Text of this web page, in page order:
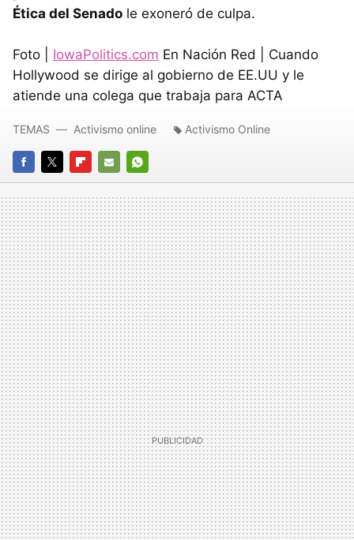
Ética del Senado le exoneró de culpa.
Foto | IowaPolitics.com En Nación Red | Cuando
Hollywood se dirige al gobierno de EE.UU y le
atiende una colega que trabaja para ACTA
FACEBOOK
TWITTERFLIPBOARD
E-
MAIL
WHATSAPP
TEMAS Activismo online Activismo Online